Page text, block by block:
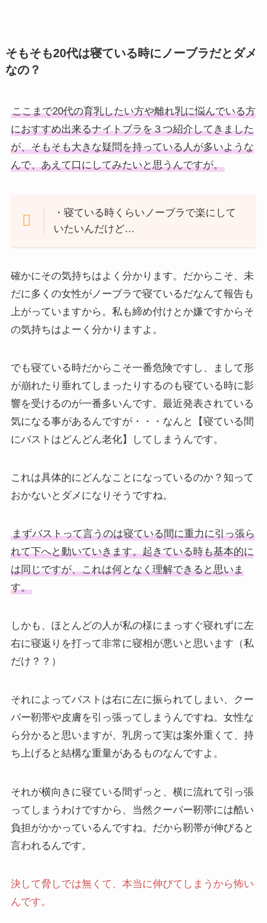
そもそも20代は寝ている時にノーブラだとダメ
なの？
ここまで20代の育乳したい方や離れ乳に悩んでいる方
におすすめ出来るナイトブラを３つ紹介してきました
が、そもそも大きな疑問を持っている人が多いような
んで、あえて口にしてみたいと思うんですが。
・寝ている時くらいノーブラで楽にして
いたいんだけど…
確かにその気持ちはよく分かります。だからこそ、未
だに多くの女性がノーブラで寝ているだなんて報告も
上がっていますから。私も締め付けとか嫌ですからそ
の気持ちはよーく分かりますよ。
でも寝ている時だからこそ一番危険ですし、まして形
が崩れたり垂れてしまったりするのも寝ている時に影
響を受けるのが一番多いんです。最近発表されている
気になる事があるんですが・・・なんと【寝ている間
にバストはどんどん老化】してしまうんです。
これは具体的にどんなことになっているのか？知って
おかないとダメになりそうですね。
まずバストって言うのは寝ている間に重力に引っ張ら
れて下へと動いていきます。起きている時も基本的に
は同じですが、これは何となく理解できると思いま
す。
しかも、ほとんどの人が私の様にまっすぐ寝れずに左
右に寝返りを打って非常に寝相が悪いと思います（私
だけ？？）
それによってバストは右に左に振られてしまい、クー
パー靭帯や皮膚を引っ張ってしまうんですね。女性な
ら分かると思いますが、乳房って実は案外重くて、持
ち上げると結構な重量があるものなんですよ。
それが横向きに寝ている間ずっと、横に流れて引っ張
ってしまうわけですから、当然クーパー靭帯には酷い
負担がかかっているんですね。だから靭帯が伸びると
言われるんです。
決して脅しでは無くて、本当に伸びてしまうから怖い
んです。